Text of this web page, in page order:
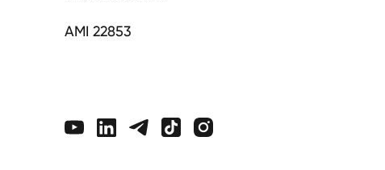
AMI 22853